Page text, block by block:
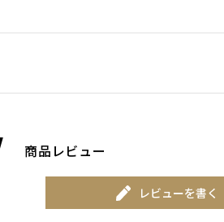
商品レビュー
レビューを書く